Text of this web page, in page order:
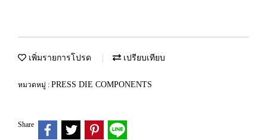
เพิ่มรายการโปรด เปรียบเทียบ
หมวดหมู่ : PRESS DIE COMPONENTS
Share